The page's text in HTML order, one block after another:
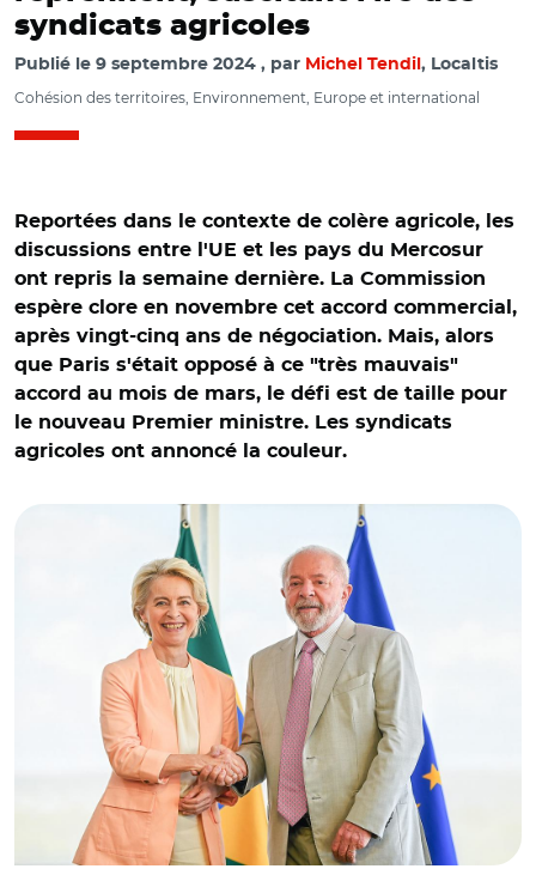
syndicats agricoles
Publié le 9 septembre 2024 par Michel Tendil , Localtis
Cohésion des territoires, Environnement, Europe et international
Reportées dans le contexte de colère agricole, les
discussions entre l'UE et les pays du Mercosur
ont repris la semaine dernière. La Commission
espère clore en novembre cet accord commercial,
après vingt-cinq ans de négociation. Mais, alors
que Paris s'était opposé à ce "très mauvais"
accord au mois de mars, le défi est de taille pour
le nouveau Premier ministre. Les syndicats
agricoles ont annoncé la couleur.
© European Union, 2023/ Ursula von der Leyen et Luiz